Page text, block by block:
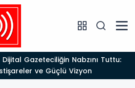
ve Güçlü Vizyon